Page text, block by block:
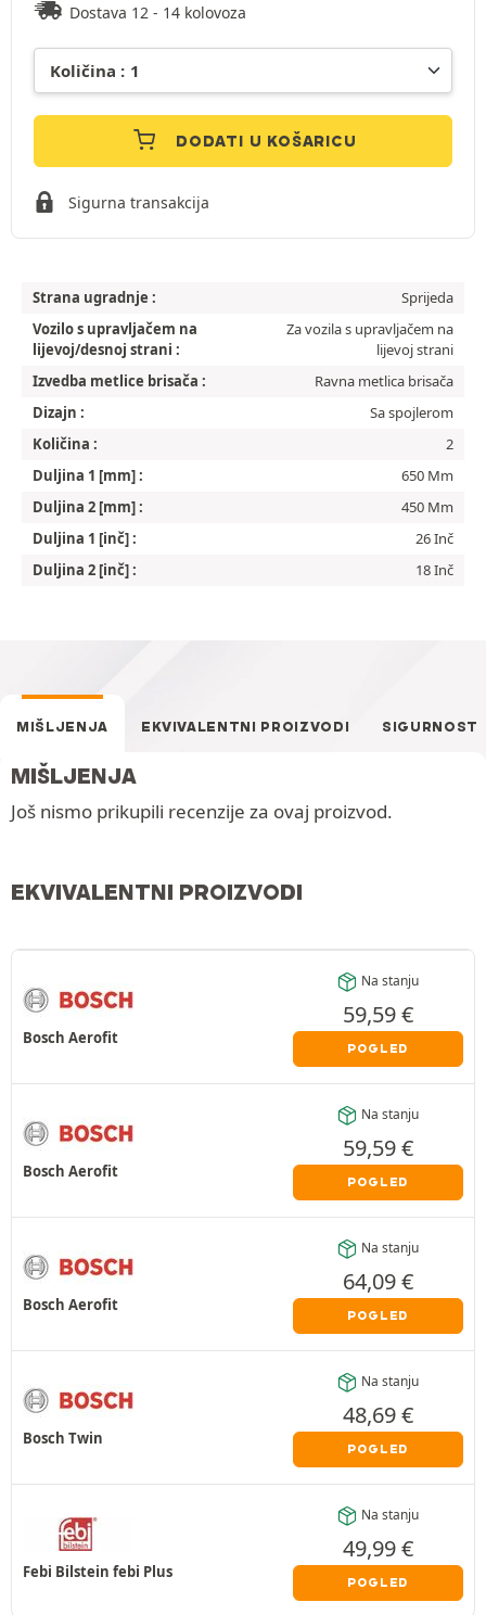
Dostava 12 - 14 kolovoza
DODATI U KOŠARICU
Sigurna transakcija
Strana ugradnje :
Sprijeda
Vozilo s upravljačem na
lijevoj/desnoj strani :
Za vozila s upravljačem na
lijevoj strani
Izvedba metlice brisača :
Ravna metlica brisača
Dizajn :
Sa spojlerom
Količina :
2
Duljina 1 [mm] :
650 Mm
Duljina 2 [mm] :
450 Mm
Duljina 1 [inč] :
26 Inč
Duljina 2 [inč] :
18 Inč
MIŠLJENJA EKVIVALENTNI PROIZVODI SIGURNOST
MIŠLJENJA
Još nismo prikupili recenzije za ovaj proizvod.
EKVIVALENTNI PROIZVODI
Bosch Aerofit
Na stanju
59,59€
POGLED
Bosch Aerofit
Na stanju
59,59€
POGLED
Bosch Aerofit
Na stanju
64,09€
POGLED
Bosch Twin
Na stanju
48,69€
POGLED
Febi Bilstein febi Plus
Na stanju
49,99€
POGLED